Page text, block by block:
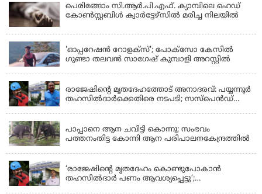
പെരിങ്ങോം സി.ആർ.പി.എഫ്. ക്യാമ്പിലെ ഹെഡ്
കോൺസ്റ്റബിൾ ക്വാർട്ടേഴ്സിൽ മരിച്ച നിലയിൽ
'ഓപ്പറേഷൻ റോളക്സ്'; പോക്സോ കേസിൽ
ഗുണ്ടാ തലവൻ സാഗേഷ് കുമ്പാളി അറസ്റ്റിൽ
രാജേഷിന്റെ മൃതദേഹത്തോട് അനാദരവ്: പയ്യന്നൂർ
തഹസിൽദാർക്കെതിരെ നടപടി; സസ്പെൻഡ്
പാപ്പാനെ ആന ചവിട്ടി കൊന്നു; സംഭവം
പത്തനംതിട്ട കോന്നി ആന പരിപാലനകേന്ദ്രത്തിൽ
‘രാജേഷിന്‍റെ മൃതദേഹം കൊണ്ടുപോകാന്‍
തഹസില്‍ദാര്‍ പണം ആവശ്യപ്പെട്ടു’;